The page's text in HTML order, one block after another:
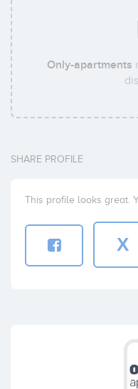
Only-apartments
SHARE PROFILE
This profile looks great.
X